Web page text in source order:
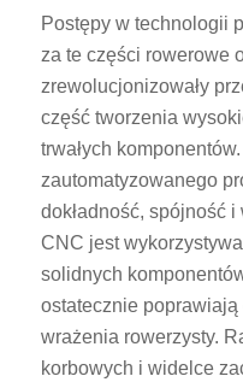
Postępy w technologii
za te części rowerowe
zrewolucjonizowały
część tworzenia
trwałych
zautomatyzowanego
dokładność, spójność
CNC jest
solidnych
ostatecznie
wrażenia rowerzysty.
korbowych i widelce